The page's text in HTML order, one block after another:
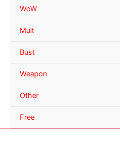
WoW
Mult
Bust
Weapon
Other
Free